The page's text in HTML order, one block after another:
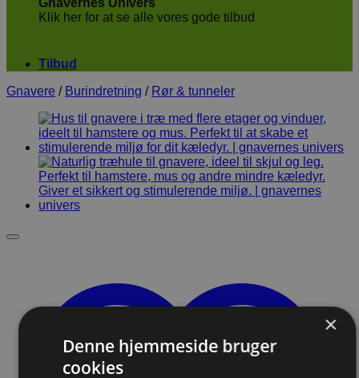
Klik her for at se alle vores gode tilbud
Tilbud
Gnavere / Burindretning / Rør & tunneler
×
Denne hjemmeside bruger
cookies